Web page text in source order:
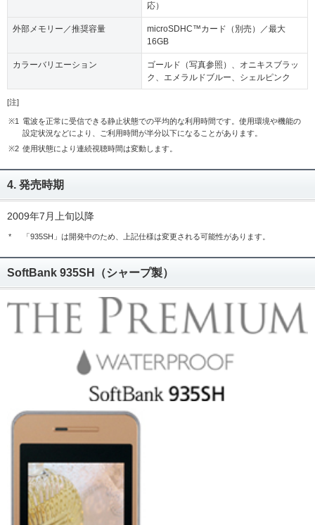
応）
外部メモリー／推奨容量
microSDHC™カード（別売）／最大
16GB
カラーバリエーション
ゴールド（写真参照）、オニキスブラッ
ク、エメラルドブルー、シェルピンク
[注]
※1
電波を正常に受信できる静止状態での平均的な利用時間です。使用環境や機能の
設定状況などにより、ご利用時間が半分以下になることがあります。
※2 使用状態により連続視聴時間は変動します。
4. 発売時期
2009年7月上旬以降
* 「935SH」は開発中のため、上記仕様は変更される可能性があります。
SoftBank 935SH（シャープ製）